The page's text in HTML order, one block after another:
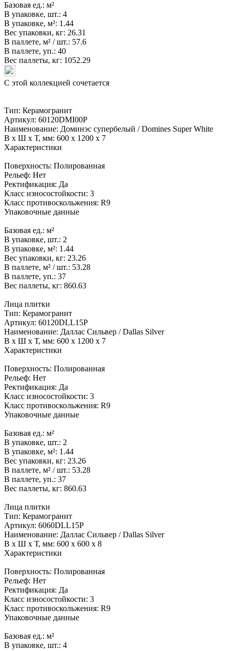
Базовая ед.: м²
В упаковке, шт.: 4
В упаковке, м²: 1.44
Вес упаковки, кг: 26.31
В паллете, м² / шт.: 57.6
В паллете, уп.: 40
Вес паллеты, кг: 1052.29
С этой коллекцией сочетается
Тип: Керамогранит
Артикул: 60120DMI00P
Наименование: Доминэс супербелый / Domines Super White
В x Ш x Т, мм: 600 x 1200 x 7
Характеристики
Поверхность: Полированная
Рельеф: Нет
Ректификация: Да
Класс износостойкости: 3
Класс противоскольжения: R9
Упаковочные данные
Базовая ед.: м²
В упаковке, шт.: 2
В упаковке, м²: 1.44
Вес упаковки, кг: 23.26
В паллете, м² / шт.: 53.28
В паллете, уп.: 37
Вес паллеты, кг: 860.63
Лица плитки
Тип: Керамогранит
Артикул: 60120DLL15P
Наименование: Даллас Сильвер / Dallas Silver
В x Ш x Т, мм: 600 x 1200 x 7
Характеристики
Поверхность: Полированная
Рельеф: Нет
Ректификация: Да
Класс износостойкости: 3
Класс противоскольжения: R9
Упаковочные данные
Базовая ед.: м²
В упаковке, шт.: 2
В упаковке, м²: 1.44
Вес упаковки, кг: 23.26
В паллете, м² / шт.: 53.28
В паллете, уп.: 37
Вес паллеты, кг: 860.63
Лица плитки
Тип: Керамогранит
Артикул: 6060DLL15P
Наименование: Даллас Сильвер / Dallas Silver
В x Ш x Т, мм: 600 x 600 x 8
Характеристики
Поверхность: Полированная
Рельеф: Нет
Ректификация: Да
Класс износостойкости: 3
Класс противоскольжения: R9
Упаковочные данные
Базовая ед.: м²
В упаковке, шт.: 4